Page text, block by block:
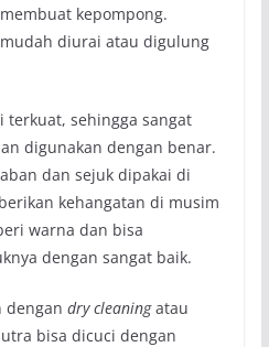
kepompong.
diurai atau digulung
terkuat, sehingga sangat
digunakan dengan benar.
dan sejuk dipakai di
kehangatan di musim
warna dan bisa
dengan sangat baik.
dengan dry cleaningatau
bisa dicuci dengan